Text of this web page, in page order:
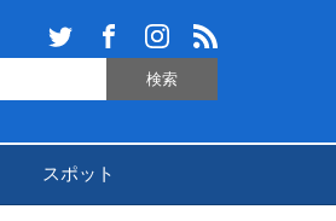
スポット